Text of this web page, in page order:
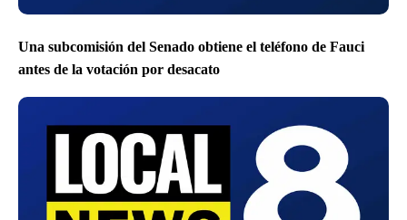
Una subcomisión del Senado obtiene el teléfono de Fauci
antes de la votación por desacato